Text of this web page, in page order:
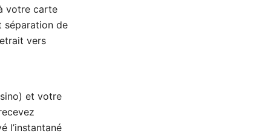
votre carte
séparation de
vers
et votre
l’instantané